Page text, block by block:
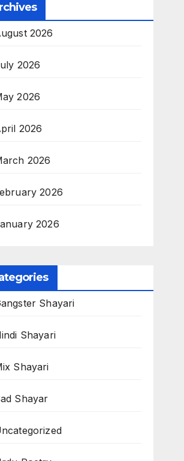
2026
2026
2026
2026
2026
2026
2026
Shayari
Shayari
Shayari
Shayar